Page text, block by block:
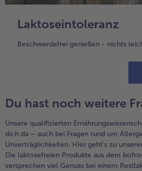
Laktoseintoleranz
Beschwerdefrei genießen - nichts
Du hast noch weitere
Unsere qualifizierten
dich da – auch bei Fragen rund um
Unverträglichkeiten. Hier geht's zu
Die laktosefreien Produkte aus dem
versprechen viel Genuss bei einem